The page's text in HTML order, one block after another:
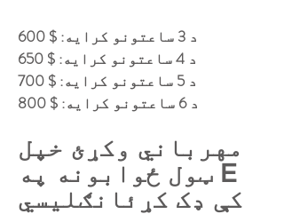
د 3 ساعتونو کرایه: $ 600
د 4 ساعتونو کرایه: $ 650
د 5 ساعتونو کرایه: $ 700
د 6 ساعتونو کرایه: $ 800
مهرباني وکړئ خپل
ټول ځوابونه په E
کې ډک کړئانګلیسي